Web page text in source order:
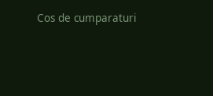
Cos de cumparaturi